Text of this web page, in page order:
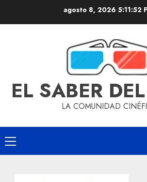
agosto 8, 2026 5:11:53
EL SABER
LA COMUNIDAD